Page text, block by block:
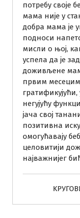
потребу своје
мама није у
добра мама је
подноси
мисли о њој,
успела да је
доживљене
првим
гратификујући,
негујућу
јача свој
позитивна
омогућавају
целовитији
најважнијег